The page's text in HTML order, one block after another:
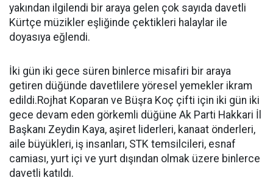
yakından ilgilendi bir araya gelen çok sayıda davetli
Kürtçe müzikler eşliğinde çektikleri halaylar ile
doyasıya eğlendi.
İki gün iki gece süren binlerce misafiri bir araya
getiren düğünde davetlilere yöresel yemekler ikram
edildi.Rojhat Koparan ve Büşra Koç çifti için iki gün iki
gece devam eden görkemli düğüne Ak Parti Hakkari İl
Başkanı Zeydin Kaya, aşiret liderleri, kanaat önderleri,
aile büyükleri, iş insanları, STK temsilcileri, esnaf
camiası, yurt içi ve yurt dışından olmak üzere binlerce
davetli katıldı.